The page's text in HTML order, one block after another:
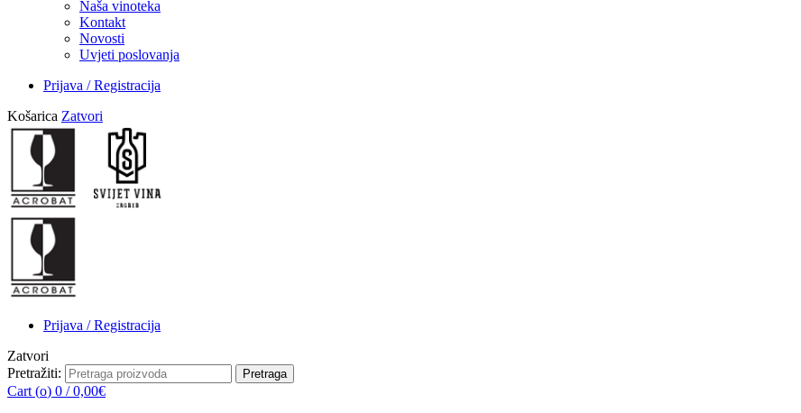
Naša vinoteka
Kontakt
Novosti
Uvjeti poslovanja
Prijava / Registracija
Košarica Zatvori
Prijava / Registracija
Zatvori
Pretražiti:
Pretraga
Cart (o) 0 / 0,00€